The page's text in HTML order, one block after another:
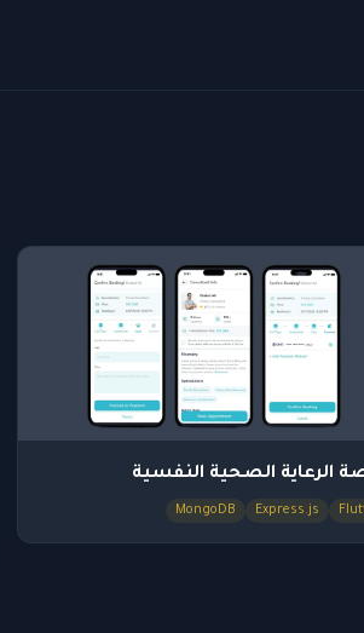
الرعاية الصحية النفسية
Express.js
MongoDB